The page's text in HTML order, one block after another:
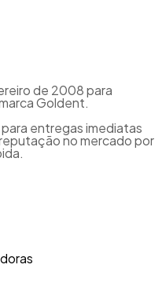
de 2008 para
Goldent.
entregas imediatas
no mercado por